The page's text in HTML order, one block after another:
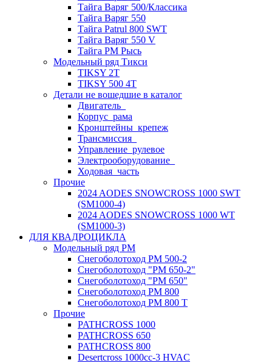
Тайга Варяг 500/Классика
Тайга Варяг 550
Тайга Patrul 800 SWT
Тайга Варяг 550 V
Тайга РМ Рысь
Модельный ряд Тикси
TIKSY 2T
TIKSY 500 4T
Детали не вошедшие в каталог
Двигатель_
Корпус_рама
Кронштейны_крепеж
Трансмиссия_
Управление_рулевое
Электрооборудование_
Ходовая_часть
Прочие
2024 AODES SNOWCROSS 1000 SWT
(SM1000-4)
2024 AODES SNOWCROSS 1000 WT
(SM1000-3)
ДЛЯ КВАДРОЦИКЛА
Модельный ряд РМ
Снегоболотоход РМ 500-2
Снегоболотоход "РМ 650-2"
Снегоболотоход "РМ 650"
Снегоболотоход РМ 800
Снегоболотоход РМ 800 Т
Прочие
PATHCROSS 1000
PATHCROSS 650
PATHCROSS 800
Desertcross 1000cc-3 HVAC